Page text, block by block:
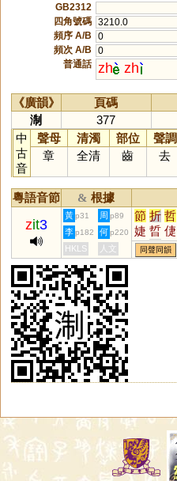
GB2312
四角號碼 3210.0
頻序 A/B
0
頻次 A/B
0
普通話 zh zh
《廣韻》 頁碼
淛
377
中
古
音
聲母 清濁 部位 聲調
章
全清 齒 去
粵語音節 & 根據
zit3
黃 p31 周 p89 節 折 哲
婕 晢 倢
楶 砓 擳
岊
李 p182 何 p220
HKLS 人文 同聲同韻